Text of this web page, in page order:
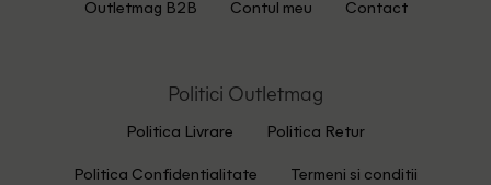
Outletmag B2B Contul meu Contact
Politici Outletmag
Politica Livrare Politica Retur
Politica Confidentialitate Termeni si conditii